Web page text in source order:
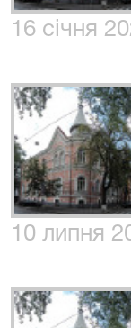
16 січня
10 липня